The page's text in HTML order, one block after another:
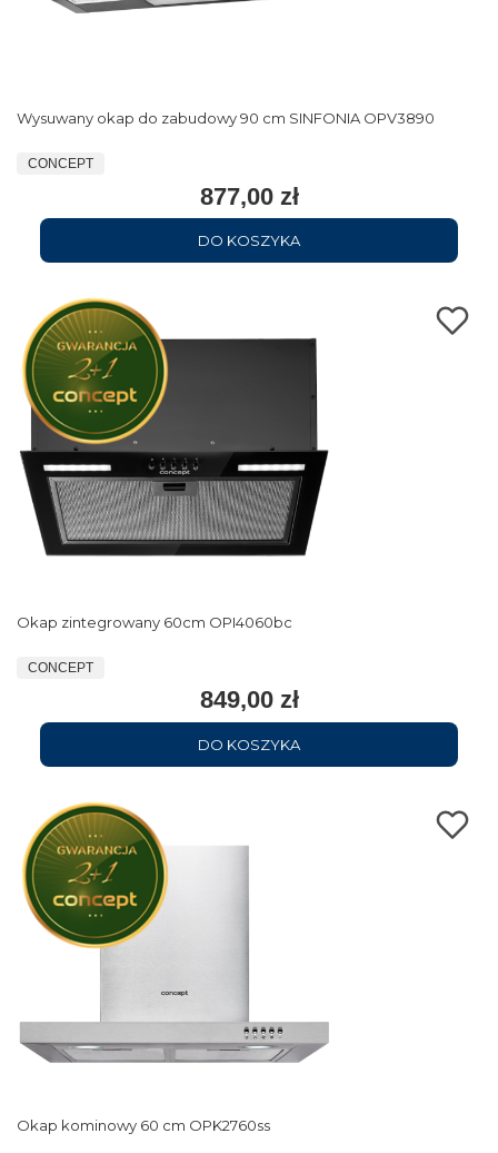
Wysuwany okap do zabudowy 90 cm SINFONIA OPV3890
CONCEPT
877,00 zł
DO KOSZYKA
Okap zintegrowany 60cm OPI4060bc
CONCEPT
849,00 zł
DO KOSZYKA
Okap kominowy 60 cm OPK2760ss